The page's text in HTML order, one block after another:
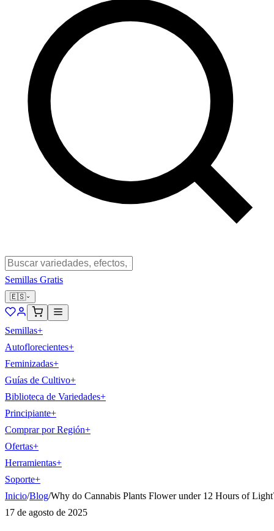
Semillas Gratis
🇪🇸
Semillas+
Autoflorecientes+
Feminizadas+
Guías de Cultivo+
Biblioteca de Variedades+
Principiante+
Comprar por Región+
Ofertas+
Herramientas+
Soporte+
Inicio/Blog/Why do Cannabis Plants Flower under 12 Hours of
17 de agosto de 2025